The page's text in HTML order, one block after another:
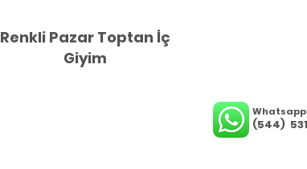
Renkli Pazar Toptan İç
Giyim
(544)